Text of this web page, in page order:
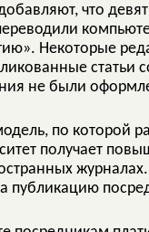
что
Некоторые
статьи
не были
по которой
получает
публикацию